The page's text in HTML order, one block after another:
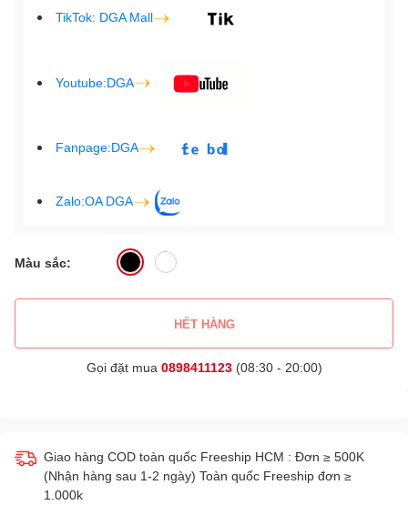
TikTok: DGA Mall
Youtube:DGA
Fanpage:DGA
Zalo:OA DGA
Màu sắc:
HẾT HÀNG
Gọi đặt mua 0898411123(08:30 - 20:00)
Giao hàng COD toàn quốc Freeship HCM : Đơn ≥ 500K
(Nhận hàng sau 1-2 ngày) Toàn quốc Freeship đơn ≥
1.000k